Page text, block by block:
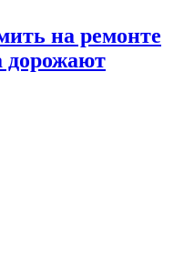
на ремонте
дорожают